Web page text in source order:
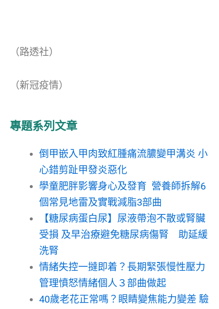
（路透社）
（新冠疫情）
專題系列文章
倒甲嵌入甲肉致紅腫痛流膿變甲溝炎 小
心錯剪趾甲發炎惡化
學童肥胖影響身心及發育 營養師拆解6
個常見地雷及實戰減脂3部曲
【糖尿病蛋白尿】尿液帶泡不散或腎臟
受損 及早治療避免糖尿病傷腎 助延緩
洗腎
情緒失控一撻即着？長期緊張慢性壓力
管理憤怒情緒個人３部曲做起
40歲老花正常嗎？眼睛變焦能力變差 驗